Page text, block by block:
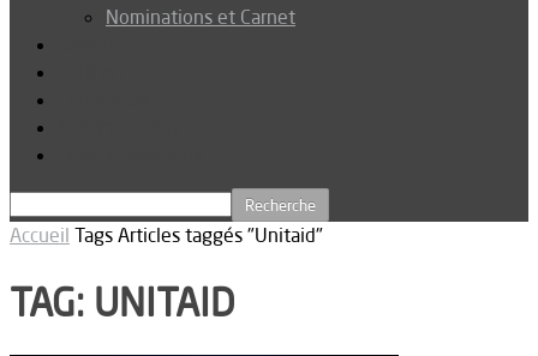
Nominations et Carnet
Accueil Tags Articles taggés "Unitaid"
TAG: UNITAID